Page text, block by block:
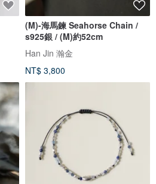
(M)-海馬鍊 Seahorse Chain /
s925銀 / (M)約52cm
Han Jin 瀚金
NT$ 3,800